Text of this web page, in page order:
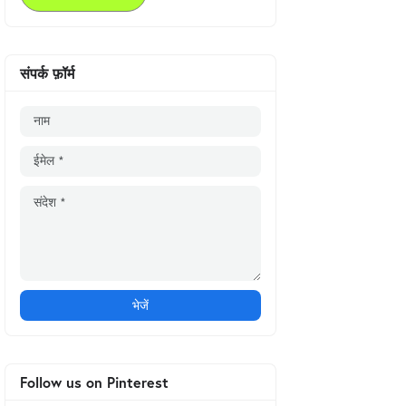
संपर्क फ़ॉर्म
Follow us on Pinterest